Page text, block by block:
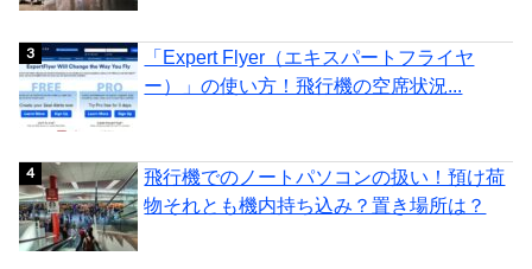
「Expert Flyer（エキスパートフライヤ
ー）」の使い方！飛行機の空席状況...
飛行機でのノートパソコンの扱い！預け荷
物それとも機内持ち込み？置き場所は？